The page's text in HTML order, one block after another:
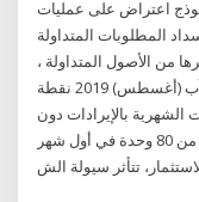
اعتراض على عمليات
المطلوبات المتداولة
من الأصول المتداولة ،
مثل الاستثمارات المالية قصيرة الأجل. 24 آب (أغسطس) 2019 نقطة
الشهرية بالإيرادات دون
الحاجة لدعم إذا افترضنا أن الإنتاج/البيع سيبدأ من 80 وحدة في أول شهر
تتأثر سيولة الش